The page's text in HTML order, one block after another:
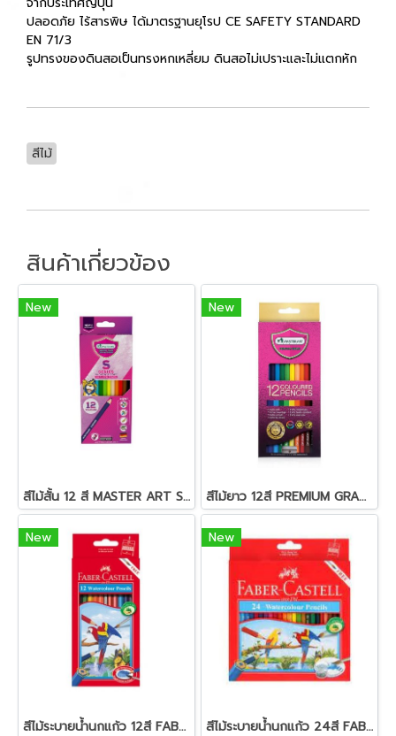
ปลอดภัย ไร้สารพิษ ได้มาตรฐานยุโรป CE SAFETY STANDARD
EN 71/3
รูปทรงของดินสอเป็นทรงหกเหลี่ยม ดินสอไม่เปราะและไม่แตกหัก
สีไม้
สินค้าเกี่ยวข้อง
New
สีไม้สั้น 12 สี MASTER ART S-SERIES
New
สีไม้ยาว 12สี PREMIUM GRADE MASTER-ART
New
สีไม้ระบายน้ำนกแก้ว 12สี FABER-CASTELL
New
สีไม้ระบายน้ำนกแก้ว 24สี FABER-CASTELL